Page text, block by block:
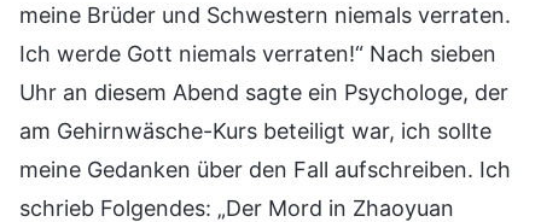
meine Brüder und Schwestern niemals verraten.
Ich werde Gott niemals verraten!“ Nach sieben
Uhr an diesem Abend sagte ein Psychologe, der
am Gehirnwäsche-Kurs beteiligt war, ich sollte
meine Gedanken über den Fall aufschreiben. Ich
schrieb Folgendes: „Der Mord in Zhaoyuan